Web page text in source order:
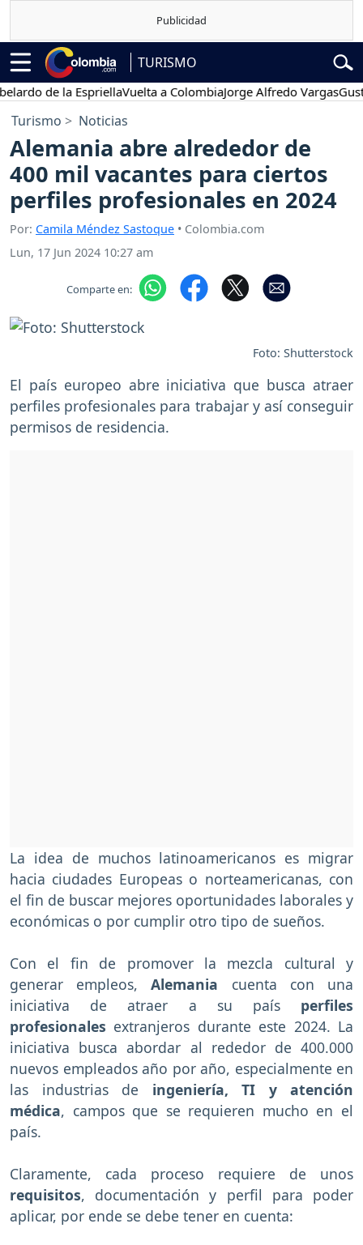
TURISMO
de la EspriellaVuelta a ColombiaJorge Alfredo Vargas
Turismo Noticias
Alemania abre alrededor de
400 mil vacantes para ciertos
perfiles profesionales en 2024
Por: Camila Méndez Sastoque • Colombia.com
Lun, 17 Jun 2024 10:27 am
Comparte en:
Foto: Shutterstock
El país europeo abre iniciativa que busca atraer
perfiles profesionales para trabajar y así conseguir
permisos de residencia.
La idea de muchos latinoamericanos es migrar
hacia ciudades Europeas o norteamericanas, con
el fin de buscar mejores oportunidades laborales y
económicas o por cumplir otro tipo de sueños.
Con el fin de promover la mezcla cultural y
generar empleos,Alemania cuenta con una
iniciativa de atraer a su país perfiles
profesionales extranjeros durante este 2024. La
iniciativa busca abordar al rededor de 400.000
nuevos empleados año por año, especialmente en
las industrias de ingeniería, TI y atención
médica, campos que se requieren mucho en el
país.
Claramente, cada proceso requiere de unos
requisitos, documentación y perfil para poder
aplicar, por ende se debe tener en cuenta: